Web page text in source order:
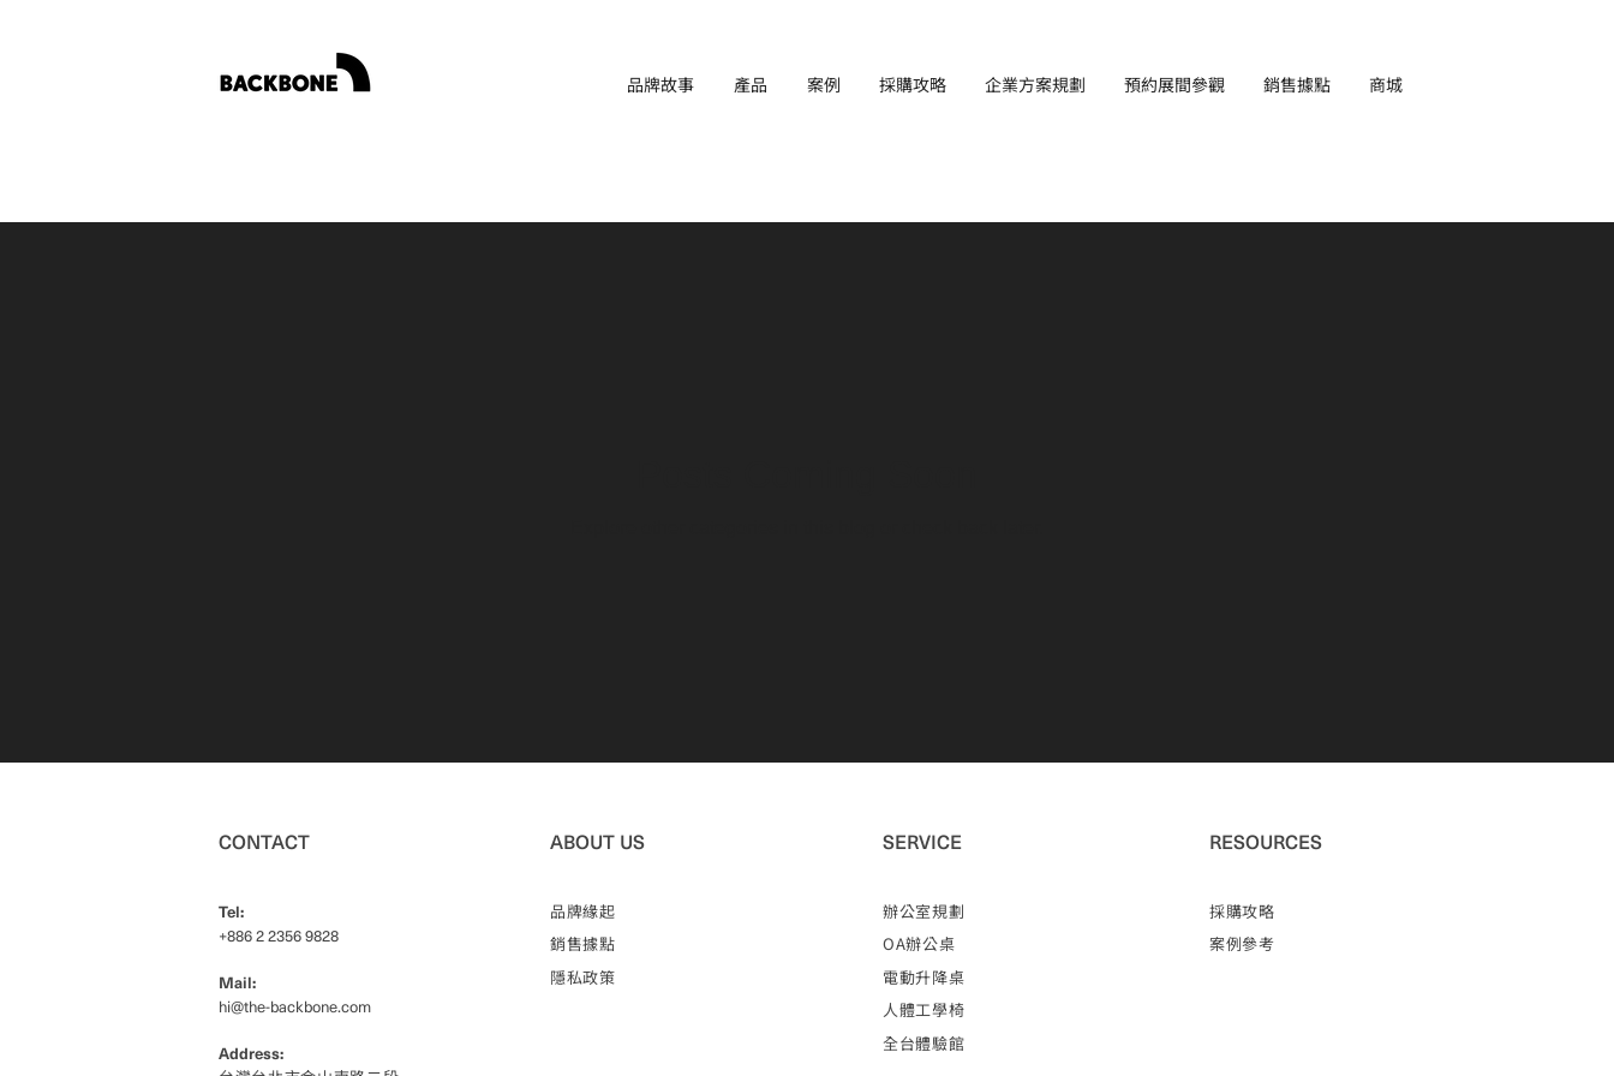
品牌故事 產品 案例 採購攻略 企業方案規劃 預約展間參觀 銷售據點 商城
CONTACT
Tel:
+886 2 2356 9828
Mail:
hi@the-backbone.com
Address:
ABOUT US
品牌緣起
銷售據點
隱私政策
SERVICE
辦公室規劃
OA辦公桌
RESOURCES
採購攻略
案例參考
電動升降桌
人體工學椅
全台體驗館